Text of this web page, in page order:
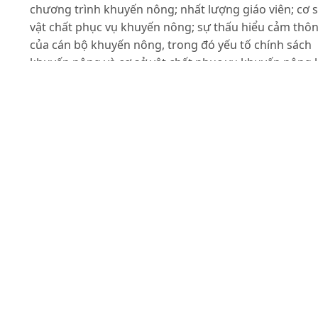
chương trình khuyến nông; nhất lượng giáo viên; cơ
vật chất phục vụ khuyến nông; sự thấu hiểu cảm
của cán bộ khuyến nông, trong đó yếu tố chính sách
khuyến nông và cơ sở vật chất phục vụ khuyến nông